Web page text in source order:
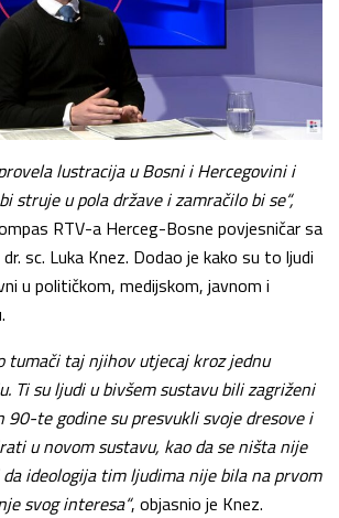
lustracija u Bosni i Hercegovini i
struje u pola države i zamračilo bi se“,
RTV-a Herceg-Bosne povjesničar sa
sc. Luka Knez. Dodao je kako su to ljudi
u političkom, medijskom, javnom i
tumači taj njihov utjecaj kroz jednu
Ti su ljudi u bivšem sustavu bili zagriženi
90-te godine su presvukli svoje dresove i
u novom sustavu, kao da se ništa nije
da ideologija tim ljudima nije bila na prvom
svog interesa“, objasnio je Knez.